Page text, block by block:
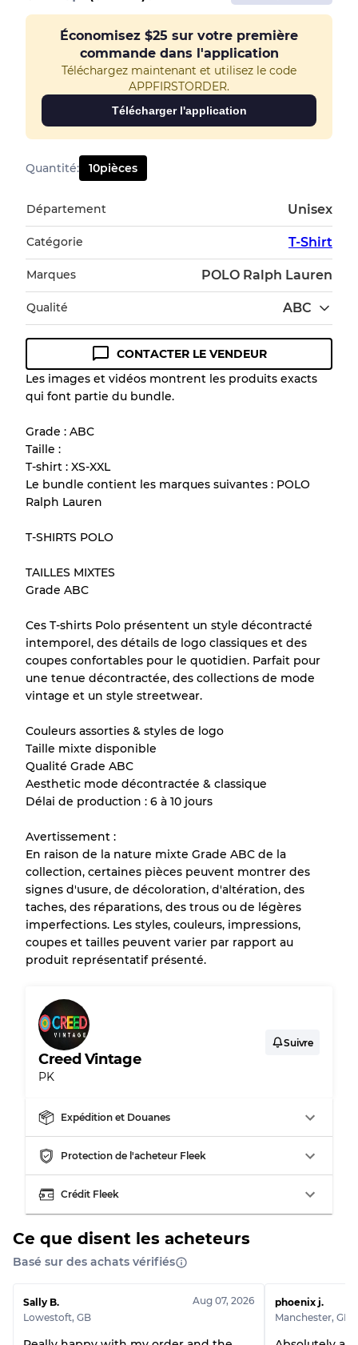
Économisez $25 sur votre première
commande dans l'application
Téléchargez maintenant et utilisez le code
APPFIRSTORDER.
Télécharger l'application
Quantité: 10pièces
Département Unisex
Catégorie T-Shirt
Marques POLO Ralph Lauren
Qualité ABC
Guide des conditions
Tous les produits incluent un niveau de
de chaque article avant l'achat.
Il y a une marge d'erreur allant jusqu'à
en raison de la vente en gros
Qualité A
Qualité BPeu utilisé
Qualité C Usure visible avec taches
Répartition pour ratios mixtes
Qualité AB
Qualité ABC
CONTACTER LE VENDEUR
Les images et vidéos montrent les produits exacts
qui font partie du bundle.
Grade : ABC
Taille :
T-shirt : XS-XXL
Le bundle contient les marques suivantes : POLO
Ralph Lauren
T-SHIRTS POLO
TAILLES MIXTES
Grade ABC
Ces T-shirts Polo présentent un style décontracté
intemporel, des détails de logo classiques et des
coupes confortables pour le quotidien. Parfait pour
une tenue décontractée, des collections de mode
vintage et un style streetwear.
Couleurs assorties & styles de logo
Taille mixte disponible
Qualité Grade ABC
Aesthetic mode décontractée & classique
Délai de production : 6 à 10 jours
Avertissement :
En raison de la nature mixte Grade ABC de la
collection, certaines pièces peuvent montrer des
signes d'usure, de décoloration, d'altération, des
taches, des réparations, des trous ou de légères
imperfections. Les styles, couleurs, impressions,
coupes et tailles peuvent varier par rapport au
produit représentatif présenté.
Creed Vintage
PK
Suivre
Expédition et Douanes
Protection de l'acheteur Fleek
Crédit Fleek
Ce que disent les acheteurs
Basé sur des achats vérifiés
Sally B.
Lowestoft, GB
Aug 07, 2026
phoenix j.
Manchester, GB